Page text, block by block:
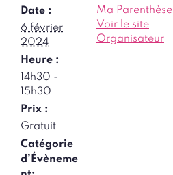
Date :
6 février
2024
Heure :
14h30 -
15h30
Prix :
Gratuit
Catégorie
d’Évèneme
Ma Parenthèse
Voir le site
Organisateur